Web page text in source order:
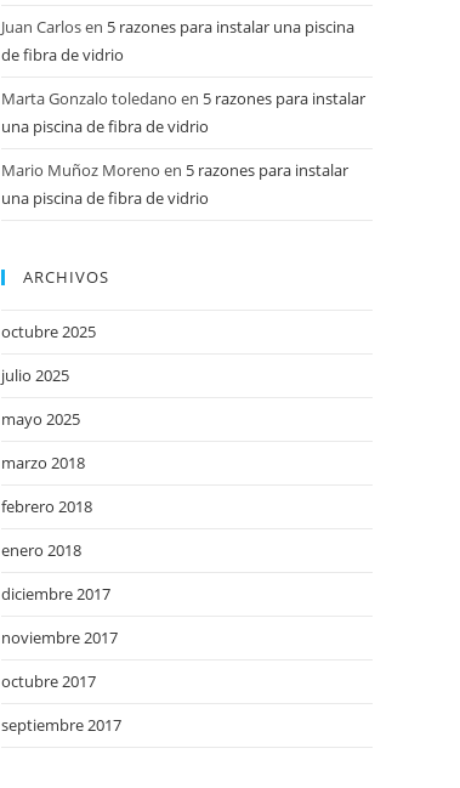
Juan Carlosen 5 razones para instalar una piscina
de fibra de vidrio
Marta Gonzalo toledano en 5 razones para instalar
una piscina de fibra de vidrio
Mario Muñoz Moreno en 5 razones para instalar
una piscina de fibra de vidrio
ARCHIVOS
octubre 2025
julio 2025
mayo 2025
marzo 2018
febrero 2018
enero 2018
diciembre 2017
noviembre 2017
octubre 2017
septiembre 2017